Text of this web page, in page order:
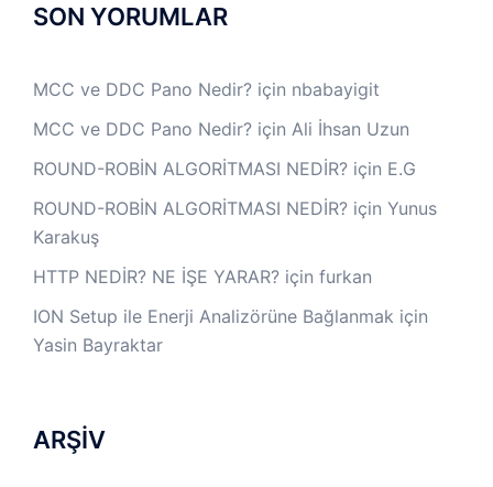
SON YORUMLAR
MCC ve DDC Pano Nedir? için nbabayigit
MCC ve DDC Pano Nedir? için Ali İhsan Uzun
ROUND-ROBİN ALGORİTMASI NEDİR? için E.G
ROUND-ROBİN ALGORİTMASI NEDİR? için Yunus
Karakuş
HTTP NEDİR? NE İŞE YARAR? için furkan
ION Setup ile Enerji Analizörüne Bağlanmak için
Yasin Bayraktar
ARŞİV